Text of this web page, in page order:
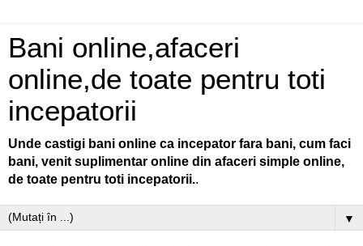
Bani online,afaceri
online,de toate pentru toti
incepatorii
Unde castigi bani online ca incepator fara bani, cum faci
bani, venit suplimentar online din afaceri simple online,
de toate pentru toti incepatorii..
▼